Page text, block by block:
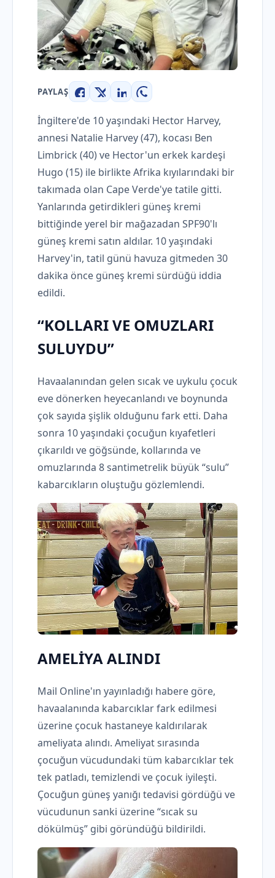
PAYLAŞ
Facebook
X LinkedInWhatsApp
İngiltere'de 10 yaşındaki Hector Harvey,
annesi Natalie Harvey (47), kocası Ben
Limbrick (40) ve Hector'un erkek kardeşi
Hugo (15) ile birlikte Afrika kıyılarındaki bir
takımada olan Cape Verde'ye tatile gitti.
Yanlarında getirdikleri güneş kremi
bittiğinde yerel bir mağazadan SPF90'lı
güneş kremi satın aldılar. 10 yaşındaki
Harvey'in, tatil günü havuza gitmeden 30
dakika önce güneş kremi sürdüğü iddia
edildi.
“KOLLARI VE OMUZLARI
SULUYDU”
Havaalanından gelen sıcak ve uykulu çocuk
eve dönerken heyecanlandı ve boynunda
çok sayıda şişlik olduğunu fark etti. Daha
sonra 10 yaşındaki çocuğun kıyafetleri
çıkarıldı ve göğsünde, kollarında ve
omuzlarında 8 santimetrelik büyük “sulu”
kabarcıkların oluştuğu gözlemlendi.
AMELİYA ALINDI
Mail Online'ın yayınladığı habere göre,
havaalanında kabarcıklar fark edilmesi
üzerine çocuk hastaneye kaldırılarak
ameliyata alındı. Ameliyat sırasında
çocuğun vücudundaki tüm kabarcıklar tek
tek patladı, temizlendi ve çocuk iyileşti.
Çocuğun güneş yanığı tedavisi gördüğü ve
vücudunun sanki üzerine “sıcak su
dökülmüş” gibi göründüğü bildirildi.